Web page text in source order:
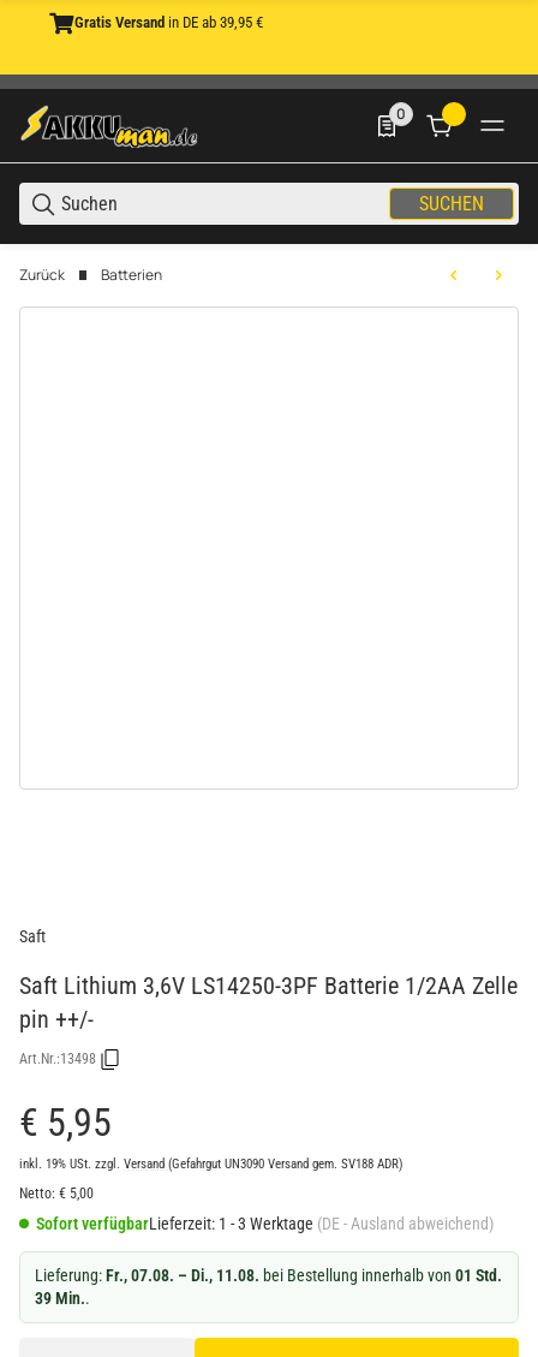
Gratis Versand in DE ab 39,95 €
SUCHEN
0
0 Produkte in der
Zurück Batterien
Saft
Saft Lithium 3,6V LS14250-3PF Batterie 1/2AA Zelle
pin ++/-
Art.Nr.:13498
€ 5,95
inkl. 19% USt. zzgl. Versand (Gefahrgut UN3090 Versand gem. SV188 ADR)
Netto: € 5,00
Sofort verfügbarLieferzeit: 1 - 3 Werktage (DE - Ausland abweichend)
Lieferung:Fr., 07.08. – Di., 11.08. bei Bestellung innerhalb von 01 Std.
39 Min..